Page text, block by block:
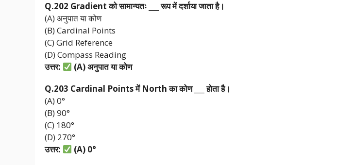
Q.202 Gradientकोसामान्यतः ___रूपमेंदर्शायाजाताहै।
(A) अनुपात या कोण
(B) Cardinal Points
(C) Grid Reference
(D) Compass Reading
उत्तर:
(A)अनुपातयाकोण
Q.203 Cardinal Pointsमें Northकाकोण ___होताहै।
(A) 0°
(B) 90°
(C) 180°
(D) 270°
उत्तर:
(A) 0°